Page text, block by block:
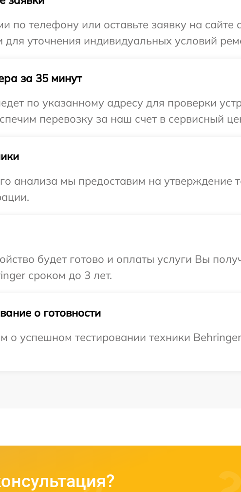
по телефону или оставьте заявку на
для уточнения индивидуальных условий
за 35 минут
по указанному адресу для проверки
перевозку за наш счет в сервисный
анализа мы предоставим на утверждение
будет готово и оплаты услуги Вы
сроком до 3 лет.
о готовности
успешном тестировании техники